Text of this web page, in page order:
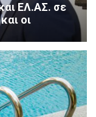
ΕΛ.ΑΣ. σε
οι